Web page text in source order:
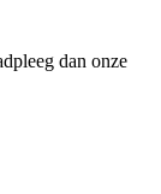
dan onze